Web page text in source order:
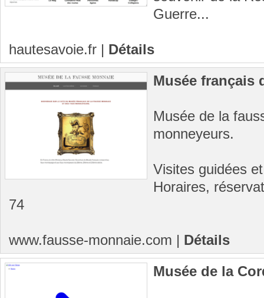
Guerre...
hautesavoie.fr | Détails
Musée français
Musée de la
monneyeurs.
Visites guidées
Horaires,
74
www.fausse-monnaie.com | Détails
Musée de la